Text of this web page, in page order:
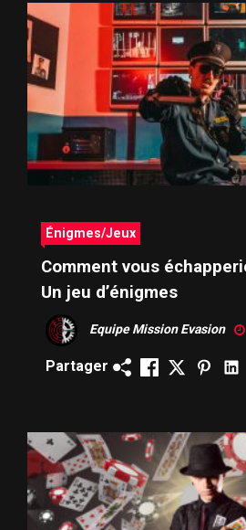
Énigmes/Jeux
Comment vous
Un jeu d’énigmes
Equipe Mission Evasion
Partager